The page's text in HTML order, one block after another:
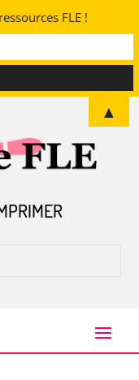
FLE !
▲